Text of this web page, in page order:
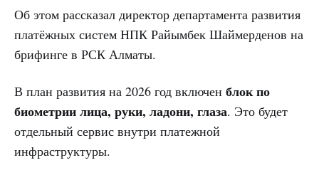
Об этом рассказал директор департамента развития
платёжных систем НПК Райымбек Шаймерденов на
брифинге в РСК Алматы.
В план развития на 2026 год включен блок по
биометрии лица, руки, ладони, глаза. Это будет
отдельный сервис внутри платежной
инфраструктуры.